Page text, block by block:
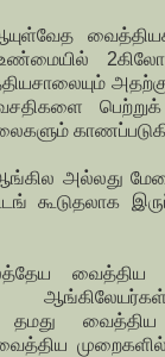
அதற்கு
அல்லது
கூடுதலாக
வைத்திய
தமது